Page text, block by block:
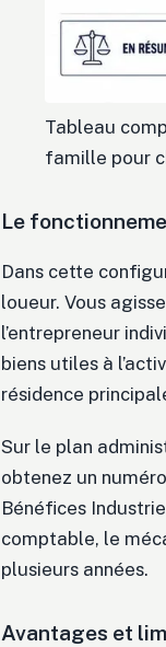
Tableau
famille pour
Le
Dans cette
loueur. Vous
l’entrepreneur
biens utiles à
résidence
Sur le plan
obtenez un numéro
Bénéfices
comptable, le
plusieurs années.
Avantages et